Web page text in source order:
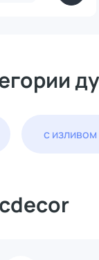
с изливом